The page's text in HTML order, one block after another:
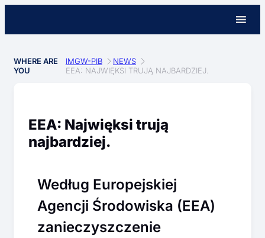
WHERE ARE
YOU
IMGW-PIB
NEWS
EEA: NAJWIĘKSI TRUJĄ NAJBARDZIEJ.
EEA: Najwięksi trują
najbardziej.
Według Europejskiej
Agencji Środowiska (EEA)
zanieczyszczenie